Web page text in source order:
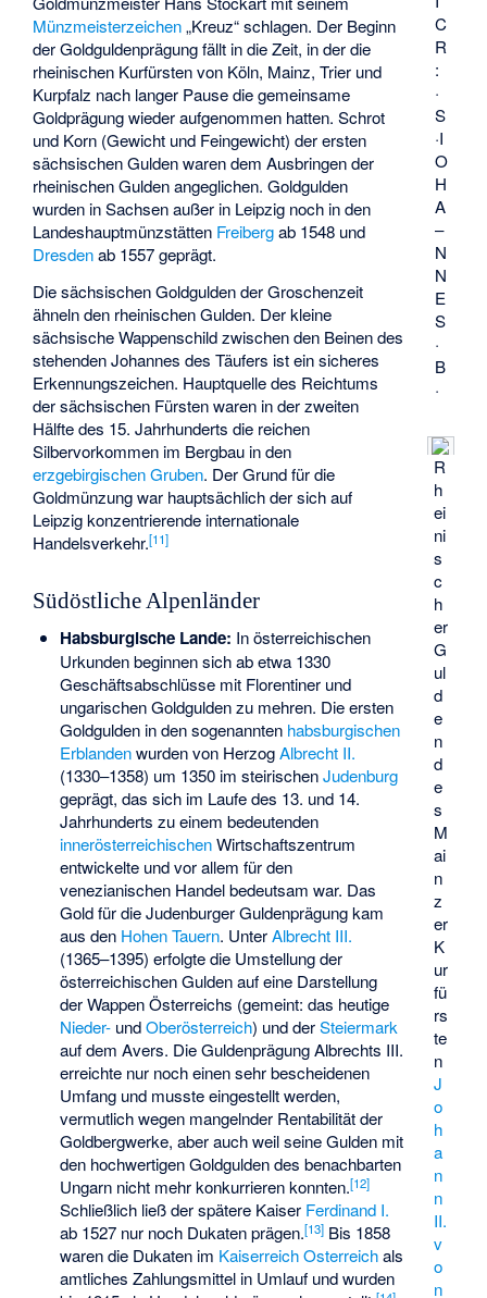
C
R
:
·
S
·I
O
H
A
–
N
N
E
S
·
B
·
R
h
ei
ni
s
c
h
er
G
ul
d
e
n
d
e
s
M
ai
n
z
er
K
ur
fü
rs
te
n
J
o
h
a
n
n
II.
v
o
n
Münzmeisterzeichen„Kreuz“ schlagen. Der Beginn
derGoldguldenprägungfällt in die Zeit, in der die
rheinischen Kurfürsten von Köln, Mainz, Trier und
Kurpfalz nach langer Pause die gemeinsame
Goldprägung wieder aufgenommen hatten. Schrot
und Korn (Gewicht und Feingewicht) der ersten
sächsischen Gulden waren dem Ausbringen der
rheinischen Gulden angeglichen. Goldgulden
wurden in Sachsen außer in Leipzig noch in den
Landeshauptmünzstätten Freibergab 1548 und
Dresdenab 1557 geprägt.
Die sächsischen Goldgulden der Groschenzeit
ähneln den rheinischen Gulden. Der kleine
sächsische Wappenschildzwischen den Beinen des
stehenden Johannes des Täufers ist ein sicheres
Erkennungszeichen. Hauptquelle des Reichtums
der sächsischen Fürsten waren in der zweiten
Hälfte des 15. Jahrhunderts die reichen
Silbervorkommen im Bergbau in den
erzgebirgischen Gruben. Der Grund für die
Goldmünzung war hauptsächlich der sich auf
Leipzig konzentrierende internationale
Handelsverkehr.[11]
Südöstliche Alpenländer
Habsburgische Lande: In österreichischen
Urkunden beginnen sich ab etwa 1330
Geschäftsabschlüsse mit Florentiner und
ungarischen Goldgulden zu mehren. Die ersten
Goldgulden in den sogenannten habsburgischen
Erblandenwurden von HerzogAlbrecht II.
(1330–1358) um 1350 im steirischenJudenburg
geprägt, das sich im Laufe des 13. und 14.
Jahrhunderts zu einem bedeutenden
innerösterreichischenWirtschaftszentrum
entwickelte und vor allem für den
venezianischen Handel bedeutsam war. Das
Gold für die Judenburger Guldenprägung kam
aus den Hohen Tauern. UnterAlbrecht III.
(1365–1395) erfolgte die Umstellung der
österreichischen Gulden auf eine Darstellung
der Wappen Österreichs (gemeint: das heutige
Nieder-undOberösterreich) und derSteiermark
auf dem Avers. Die Guldenprägung Albrechts III.
erreichte nur noch einen sehr bescheidenen
Umfang und musste eingestellt werden,
vermutlich wegen mangelnder Rentabilität der
Goldbergwerke, aber auch weil seine Gulden mit
den hochwertigen Goldgulden des benachbarten
Ungarn nicht mehr konkurrieren konnten.[12]
Schließlich ließ der spätere Kaiser Ferdinand I.
ab 1527 nur noch Dukaten prägen.[13]Bis 1858
waren die Dukaten im Kaiserreich Osterreichals
amtliches Zahlungsmittel in Umlauf und wurden